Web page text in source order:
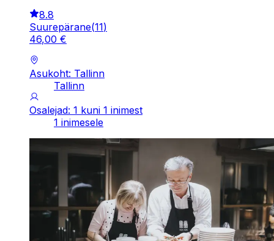
8.8
Suurepärane(11)
46,00 €
Asukoht: Tallinn
Tallinn
Osalejad: 1 kuni 1 inimest
1 inimesele